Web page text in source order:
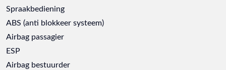
Spraakbediening
ABS (anti blokkeer systeem)
Airbag passagier
ESP
Airbag bestuurder